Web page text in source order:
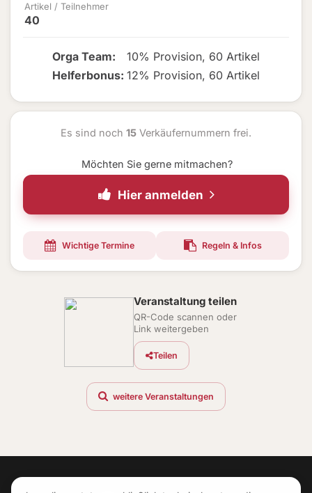
Artikel / Teilnehmer
40
Orga Team: 10% Provision, 60 Artikel
Helferbonus: 12% Provision, 60 Artikel
Es sind noch 15 Verkäufernummern frei.
Möchten Sie gerne mitmachen?
Hier anmelden
Wichtige Termine Regeln & Infos
Veranstaltung teilen
QR-Code scannen oder
Link weitergeben
Teilen
weitere Veranstaltungen